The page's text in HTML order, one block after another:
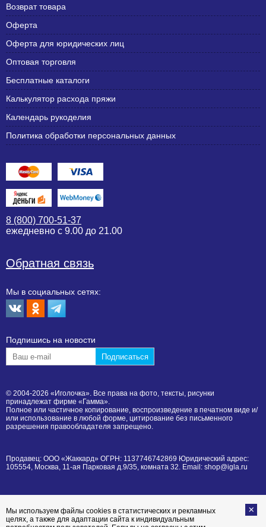
Возврат товара
Оферта
Оферта для юридических лиц
Оптовая торговля
Бесплатные каталоги
Калькулятор расхода пряжи
Календарь рукоделия
Политика обработки персональных данных
8 (800) 700-51-37
ежедневно с 9.00 до 21.00
Обратная связь
Мы в социальных сетях:
Подпишиcь на новости
© 2004-2026 «Иголочка». Все права на фото, тексты, рисунки
принадлежат фирме «Гамма».
Полное или частичное копирование, воспроизведение в печатном виде и/
или использование в любой форме, цитирование без письменного
разрешения правообладателя запрещено.
Продавец: ООО «Жаккард» ОГРН: 1137746742869 Юридический адрес:
105554, Москва, 11-ая Парковая д.9/35, комната 32. Email: shop@igla.ru
Мы используем файлы cookies в статистических и рекламных
целях, а также для адаптации сайта к индивидуальным